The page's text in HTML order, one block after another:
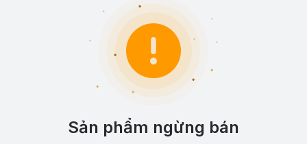
Sản phẩm ngừng bán